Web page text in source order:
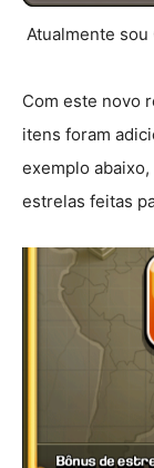
Atualmente sou
Com este novo
itens foram
exemplo
estrelas feitas